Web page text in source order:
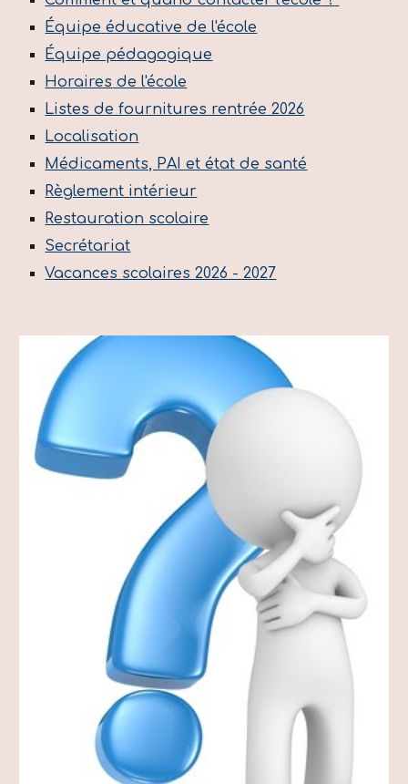
Équipe éducative de l'école
Équipe pédagogique
Horaires de l'école
Listes de fournitures rentrée 2026
Localisation
Médicaments, PAI et état de santé
Règlement intérieur
Restauration scolaire
Secrétariat
Vacances scolaires 2026 - 2027